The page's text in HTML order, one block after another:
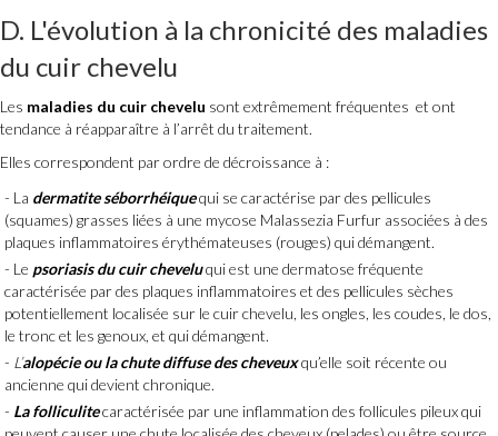
D. L'évolution à la chronicité des maladies
du cuir chevelu
Les maladies du cuir chevelu sont extrêmement fréquentes et ont
tendance à réapparaître à l’arrêt du traitement.
Elles correspondent par ordre de décroissance à :
La dermatite séborrhéiquequi se caractérise par des pellicules
(squames) grasses liées à une mycose Malassezia Furfur associées à des
plaques inflammatoires érythémateuses (rouges) qui démangent.
Le psoriasis du cuir cheveluqui est une dermatose fréquente
caractérisée par des plaques inflammatoires et des pellicules sèches
potentiellement localisée sur le cuir chevelu, les ongles, les coudes, le dos,
le tronc et les genoux, et qui démangent.
L’alopécie ou la chute diffuse des cheveuxqu’elle soit récente ou
ancienne qui devient chronique.
La folliculitecaractérisée par une inflammation des follicules pileux qui